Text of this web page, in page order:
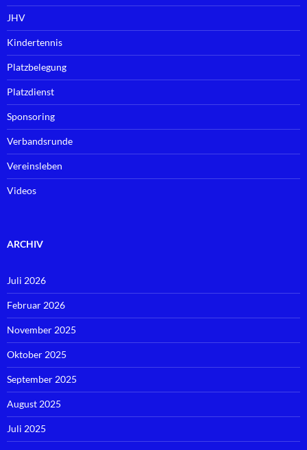
JHV
Kindertennis
Platzbelegung
Platzdienst
Sponsoring
Verbandsrunde
Vereinsleben
Videos
ARCHIV
Juli 2026
Februar 2026
November 2025
Oktober 2025
September 2025
August 2025
Juli 2025